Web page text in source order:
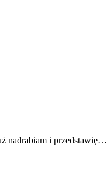
nadrabiam i przedstawię…